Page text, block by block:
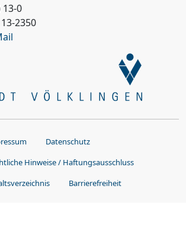
13-0
2350
Datenschutz
Hinweise / Haftungsausschluss
Barrierefreiheit